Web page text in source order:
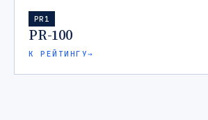
PR1
PR-100
К РЕЙТИНГУ→